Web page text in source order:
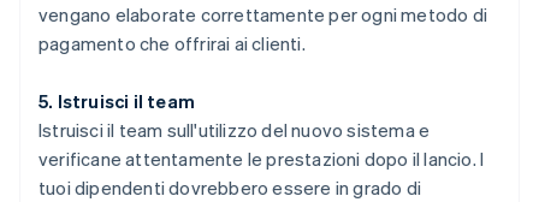
vengano elaborate correttamente per ogni metodo di
pagamento che offrirai ai clienti.
5. Istruisci il team
Istruisci il team sull'utilizzo del nuovo sistema e
verificane attentamente le prestazioni dopo il lancio. I
tuoi dipendenti dovrebbero essere in grado di